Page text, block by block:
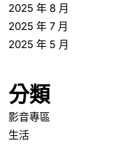
2025 年 8 月
2025 年 7 月
2025 年 5 月
分類
影音專區
生活